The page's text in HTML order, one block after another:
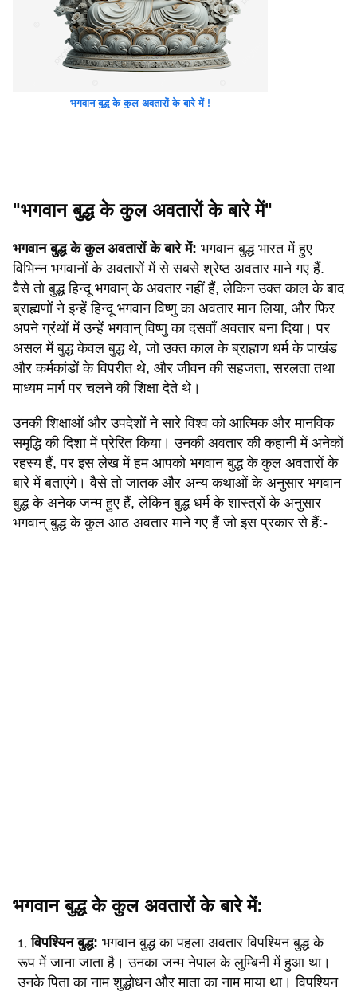
भगवान बुद्ध के कुल अवतारों के बारे में !
"भगवान बुद्ध के कुल अवतारों के बारे में"
भगवान बुद्ध के कुल अवतारों के बारे में: भगवान बुद्ध भारत में हुए
विभिन्न भगवानों के अवतारों में से सबसे श्रेष्ठ अवतार माने गए हैं.
वैसे तो बुद्ध हिन्दू भगवान् के अवतार नहीं हैं, लेकिन उक्त काल के बाद
ब्राह्मणों ने इन्हें हिन्दू भगवान विष्णु का अवतार मान लिया, और फिर
अपने ग्रंथों में उन्हें भगवान् विष्णु का दसवाँ अवतार बना दिया। पर
असल में बुद्ध केवल बुद्ध थे, जो उक्त काल के ब्राह्मण धर्म के पाखंड
और कर्मकांडों के विपरीत थे, और जीवन की सहजता, सरलता तथा
माध्यम मार्ग पर चलने की शिक्षा देते थे।
उनकी शिक्षाओं और उपदेशों ने सारे विश्व को आत्मिक और मानविक
समृद्धि की दिशा में प्रेरित किया। उनकी अवतार की कहानी में अनेकों
रहस्य हैं, पर इस लेख में हम आपको भगवान बुद्ध के कुल अवतारों के
बारे में बताएंगे। वैसे तो जातक और अन्य कथाओं के अनुसार भगवान
बुद्ध के अनेक जन्म हुए हैं, लेकिन बुद्ध धर्म के शास्त्रों के अनुसार
भगवान् बुद्ध के कुल आठ अवतार माने गए हैं जो इस प्रकार से हैं:-
भगवान बुद्ध के कुल अवतारों के बारे में:
विपश्यिन बुद्ध: भगवान बुद्ध का पहला अवतार विपश्यिन बुद्ध के
रूप में जाना जाता है। उनका जन्म नेपाल के लुम्बिनी में हुआ था।
उनके पिता का नाम शुद्धोधन और माता का नाम माया था। विपश्यिन